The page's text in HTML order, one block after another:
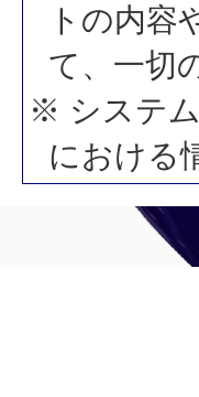
トの内容
て、一切
※ システ
における